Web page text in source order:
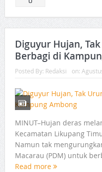
Diguyur Hujan,
Berbagi di
Posted By: Redaksi on:
MINUT–Hujan deras
Kecamatan Likupang
Namun tak
Macarau (PDM) untuk
Read more